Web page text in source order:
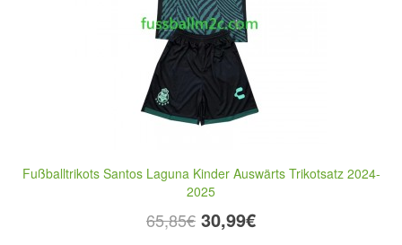
Fußballtrikots Santos Laguna Kinder Auswärts Trikotsatz 2024-
2025
65,85€ 30,99€